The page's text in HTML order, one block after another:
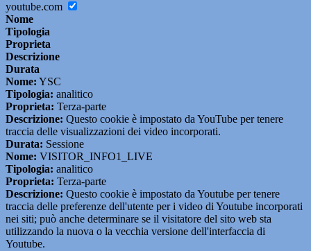
youtube.com
Nome
Tipologia
Proprieta
Descrizione
Durata
Nome: YSC
Tipologia: analitico
Proprieta: Terza-parte
Descrizione: Questo cookie è impostato da YouTube per tenere
traccia delle visualizzazioni dei video incorporati.
Durata: Sessione
Nome: VISITOR_INFO1_LIVE
Tipologia: analitico
Proprieta: Terza-parte
Descrizione: Questo cookie è impostato da Youtube per tenere
traccia delle preferenze dell'utente per i video di Youtube incorporati
nei siti; può anche determinare se il visitatore del sito web sta
utilizzando la nuova o la vecchia versione dell'interfaccia di
Youtube.